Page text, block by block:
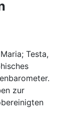
Testa,
zur